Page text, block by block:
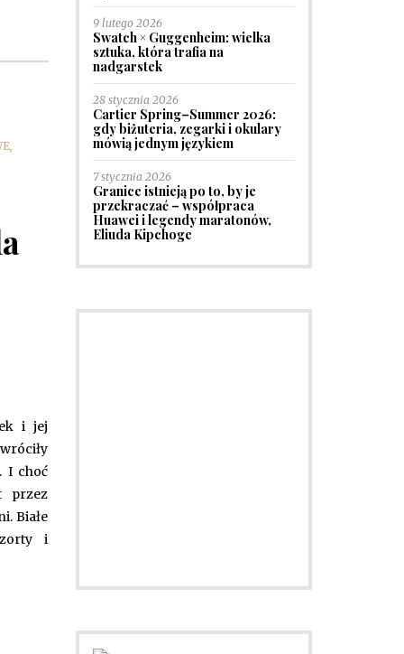
i jej
I choć
przez
Białe
i
9 lutego 2026
Swatch × Guggenheim: wielka
sztuka, która trafia na
nadgarstek
28 stycznia 2026
Cartier Spring–Summer 2026:
gdy biżuteria, zegarki i okulary
mówią jednym językiem
7 stycznia 2026
Granice istnieją po to, by je
przekraczać – współpraca
Huawei i legendy maratonów,
Eliuda Kipchoge